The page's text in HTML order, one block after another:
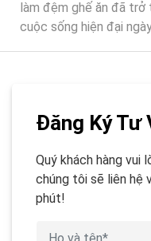
làm đệm ghế ăn đã
cuộc sống hiện đại
Đăng Ký Tư
Quý khách hàng vui
chúng tôi sẽ liên hệ
phút!